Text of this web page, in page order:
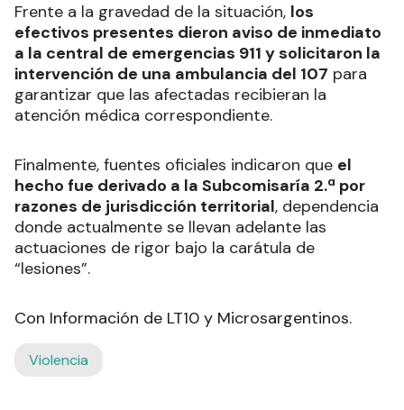
Frente a la gravedad de la situación, los
efectivos presentes dieron aviso de inmediato
a la central de emergencias 911 y solicitaron la
intervención de una ambulancia del 107 para
garantizar que las afectadas recibieran la
atención médica correspondiente.
Finalmente, fuentes oficiales indicaron que el
hecho fue derivado a la Subcomisaría 2.ª por
razones de jurisdicción territorial, dependencia
donde actualmente se llevan adelante las
actuaciones de rigor bajo la carátula de
“lesiones”.
Con Información de LT10 y Microsargentinos.
Violencia